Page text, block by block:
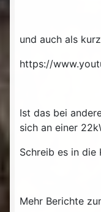
und auch als
https://
Ist das bei
sich an einer
Schreib es in die
Mehr Berichte